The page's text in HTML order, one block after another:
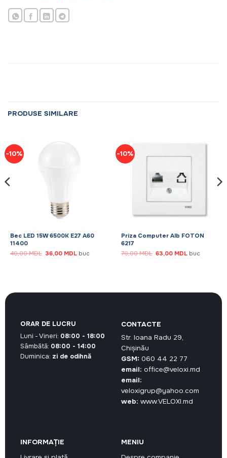
PRODUSE SIMILARE
-10%
Bec LED 15W 6500K E27 A60
11400
40,00MDL Prețul
inițial
36,00 MDLPrețul
buc
-10%
Priza Computer Alb FOTON
6217
70,00MDL Prețul
inițial
63,00 MDLPrețul
buc
CONTACTE
Str. Ioana Radu 29,
Chișinău
GSM: 060 44 22 77
email: office@veloxi.md
email:
veloxigrup@yahoo.com
web: www.VELOXI.md
INFORMAȚIE
MENIU
ORAR DE LUCRU
Luni - Vineri: 08:00 - 18:00
Sâmbătă: 08:00 - 14:00
Duminica: zi de odihnă